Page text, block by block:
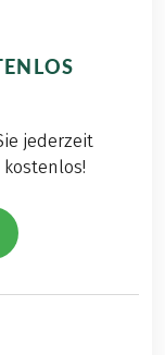
jederzeit